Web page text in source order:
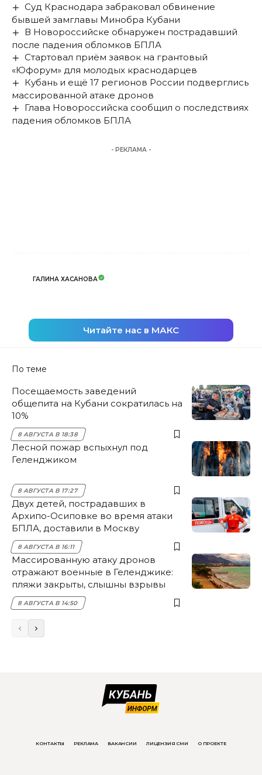
Суд Краснодара забраковал обвинение
бывшей замглавы Минобра Кубани
В Новороссийске обнаружен пострадавший
после падения обломков БПЛА
Стартовал приём заявок на грантовый
«Юфорум» для молодых краснодарцев
Кубань и ещё 17 регионов России подверглись
массированной атаке дронов
Глава Новороссийска сообщил о последствиях
падения обломков БПЛА
- РЕКЛАМА -
ГАЛИНА ХАСАНОВА
Читайте нас в МАКС
По теме
Посещаемость заведений
общепита на Кубани сократилась на
10%
8 АВГУСТА В 18:38
Лесной пожар вспыхнул под
Геленджиком
8 АВГУСТА В 17:27
Двух детей, пострадавших в
Архипо-Осиповке во время атаки
БПЛА, доставили в Москву
8 АВГУСТА В 16:11
Массированную атаку дронов
отражают военные в Геленджике:
пляжи закрыты, слышны взрывы
8 АВГУСТА В 14:50
КОНТАКТЫ РЕКЛАМА ВАКАНСИИ ЛИЦЕНЗИЯ СМИ О ПРОЕКТЕ